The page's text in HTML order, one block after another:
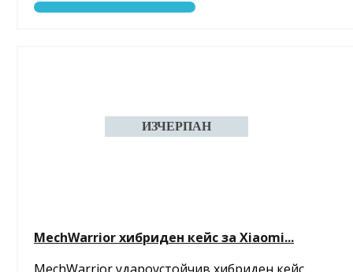
MechWarrior хибриден кейс за Xiaomi...